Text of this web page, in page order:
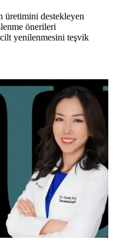
üretimini destekleyen
önerileri
cilt yenilenmesini teşvik